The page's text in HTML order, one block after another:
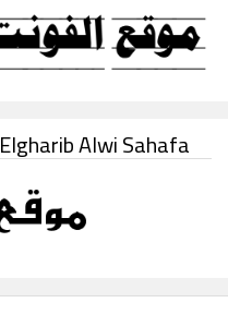
Elgharib Alwi Sahafa